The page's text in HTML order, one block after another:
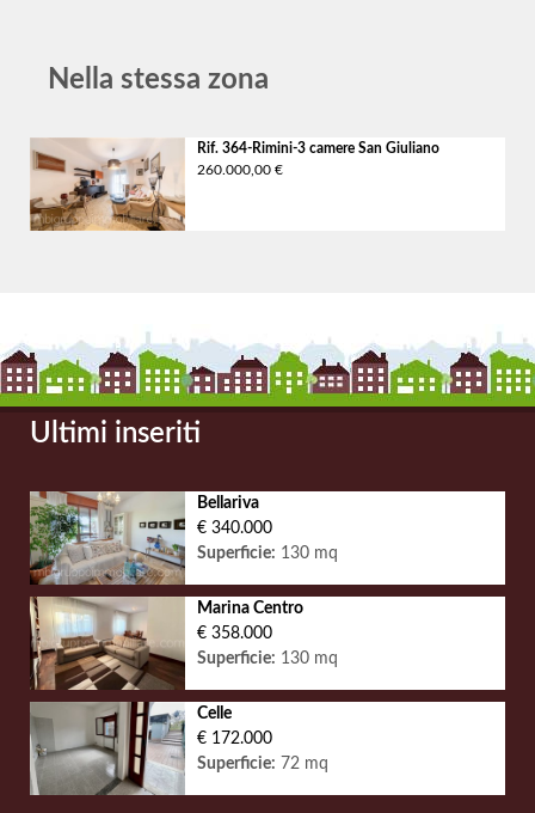
Nella stessa zona
Rif. 364-Rimini-3 camere San Giuliano
260.000,00 €
Ultimi inseriti
Bellariva
€ 340.000
Superficie: 130 mq
Marina Centro
€ 358.000
Superficie: 130 mq
Celle
€ 172.000
Superficie: 72 mq